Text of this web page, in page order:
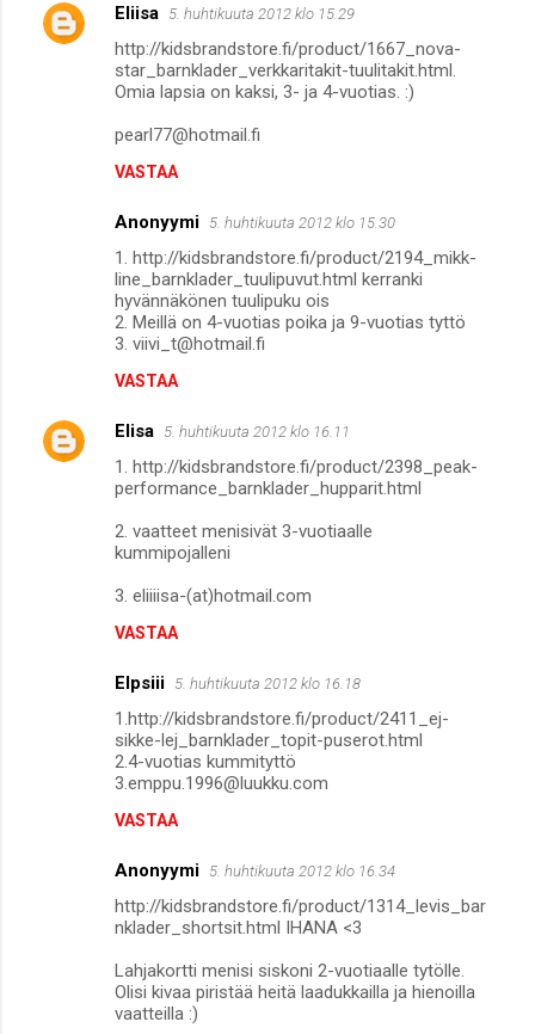
Eliisa 5. huhtikuuta 2012 klo 15.29
http://kidsbrandstore.fi/product/1667_nova-
star_barnklader_verkkaritakit-tuulitakit.html.
Omia lapsia on kaksi, 3- ja 4-vuotias. :)
pearl77@hotmail.fi
VASTAA
Anonyymi 5. huhtikuuta 2012 klo 15.30
1. http://kidsbrandstore.fi/product/2194_mikk-
line_barnklader_tuulipuvut.html kerranki
hyvännäkönen tuulipuku ois
2. Meillä on 4-vuotias poika ja 9-vuotias tyttö
3. viivi_t@hotmail.fi
VASTAA
Elisa 5. huhtikuuta 2012 klo 16.11
1. http://kidsbrandstore.fi/product/2398_peak-
performance_barnklader_hupparit.html
2. vaatteet menisivät 3-vuotiaalle
kummipojalleni
3. eliiiisa-(at)hotmail.com
VASTAA
Elpsiii 5. huhtikuuta 2012 klo 16.18
1.http://kidsbrandstore.fi/product/2411_ej-
sikke-lej_barnklader_topit-puserot.html
2.4-vuotias kummityttö
3.emppu.1996@luukku.com
VASTAA
Anonyymi 5. huhtikuuta 2012 klo 16.34
http://kidsbrandstore.fi/product/1314_levis_bar
nklader_shortsit.html IHANA <3
Lahjakortti menisi siskoni 2-vuotiaalle tytölle.
Olisi kivaa piristää heitä laadukkailla ja hienoilla
vaatteilla :)